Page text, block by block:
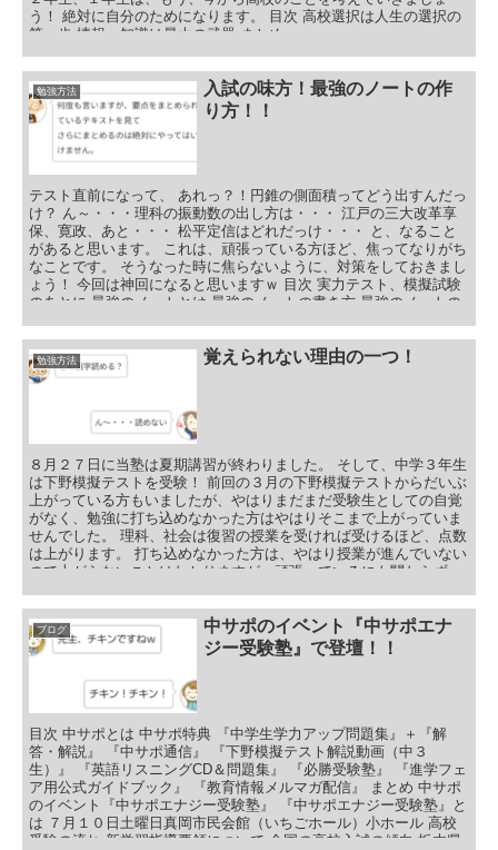
う！ 絶対に自分のためになります。 目次 高校選択は人生の選択の
第一歩 情報・知識は最大の武器 まとめ
勉強方法
入試の味方！最強のノートの作
り方！！
テスト直前になって、 あれっ？！円錐の側面積ってどう出すんだっ
け？ ん～・・・理科の振動数の出し方は・・・ 江戸の三大改革享
保、寛政、あと・・・ 松平定信はどれだっけ・・・ と、なること
があると思います。 これは、頑張っている方ほど、焦ってなりがち
なことです。 そうなった時に焦らないように、対策をしておきまし
ょう！ 今回は神回になると思いますｗ 目次 実力テスト、模擬試験
のあとに 最強のノートとは 最強のノートの書き方 最強のノートの
ノートの書き方④ 入試の味方！最強のノートの作り方まとめ 最強
のノートの補足
勉強方法 覚えられない理由の一つ！
８月２７日に当塾は夏期講習が終わりました。 そして、中学３年生
は下野模擬テストを受験！ 前回の３月の下野模擬テストからだいぶ
上がっている方もいましたが、やはりまだまだ受験生としての自覚
がなく、勉強に打ち込めなかった方はやはりそこまで上がっていま
せんでした。 理科、社会は復習の授業を受ければ受けるほど、点数
は上がります。 打ち込めなかった方は、やはり授業が進んでいない
ので上がらないことはわかりますが、頑張っているにも関わらず、
を解いている感覚を尋ねたところ、やはり理由がありました。 そこ
についてお話をします。 目次 覚えられない意外な理由 【補足】英
語について そういった子が問題をどう解いているか・・・ 【補
足】英語について 打開策 【補足】英語について まとめ
ブログ
中サポのイベント『中サポエナ
ジー受験塾』で登壇！！
目次 中サポとは 中サポ特典 『中学生学力アップ問題集』＋『解
答・解説』 『中サポ通信』 『下野模擬テスト解説動画（中３
生）』 『英語リスニングCD＆問題集』 『必勝受験塾』 『進学フェ
ア用公式ガイドブック』 『教育情報メルマガ配信』 まとめ 中サポ
のイベント『中サポエナジー受験塾』 『中サポエナジー受験塾』と
は ７月１０日土曜日真岡市民会館（いちごホール）小ホール 高校
受験の流れ 新学習指導要領について 全国の高校入試の傾向 栃木県